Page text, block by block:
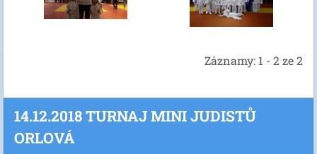
Záznamy: 1 - 2 ze 2
14.12.2018 TURNAJ MINI JUDISTŮ
ORLOVÁ